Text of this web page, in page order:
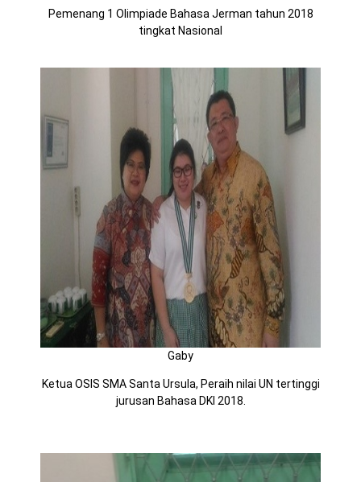
Pemenang 1 Olimpiade Bahasa Jerman tahun 2018
tingkat Nasional
Gaby
Ketua OSIS SMA Santa Ursula, Peraih nilai UN tertinggi
jurusan Bahasa DKI 2018.